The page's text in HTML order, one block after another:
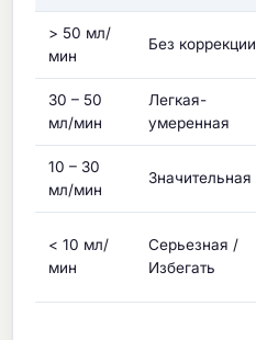
> 50 мл/
мин
Без коррекции
30 – 50
мл/мин
Легкая-
умеренная
10 – 30
мл/мин
Значительная
< 10 мл/
мин
Серьезная /
Избегать